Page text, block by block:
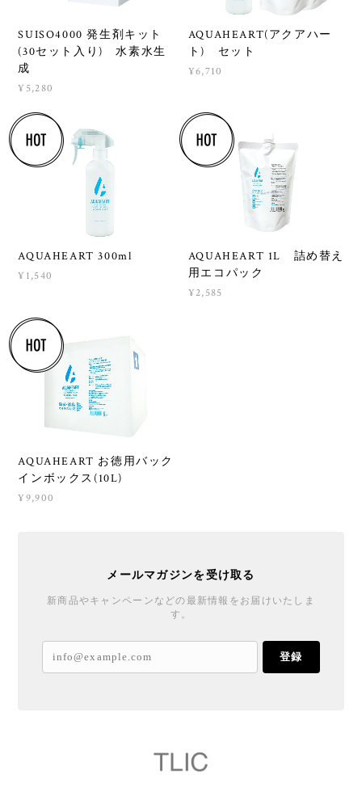
SUISO4000 発生剤キット
(30セット入り) 水素水生
成
¥5,280
AQUAHEART(アクアハー
ト) セット
¥6,710
AQUAHEART 300ml
¥1,540
AQUAHEART 1L 詰め替え
用エコパック
¥2,585
AQUAHEART お徳用バック
インボックス(10L)
¥9,900
メールマガジンを受け取る
新商品やキャンペーンなどの最新情報をお届けいたしま
す。
登録